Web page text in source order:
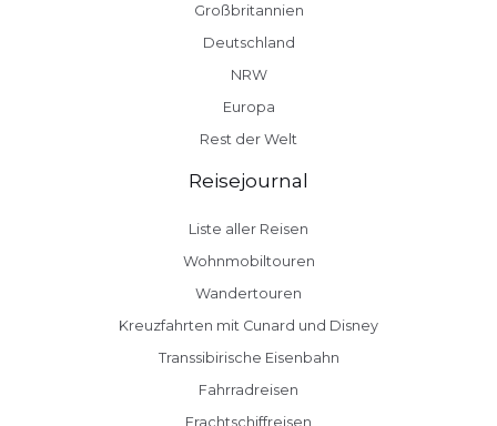
Großbritannien
Deutschland
NRW
Europa
Rest der Welt
Reisejournal
Liste aller Reisen
Wohnmobiltouren
Wandertouren
Kreuzfahrten mit Cunard und Disney
Transsibirische Eisenbahn
Fahrradreisen
Frachtschiffreisen